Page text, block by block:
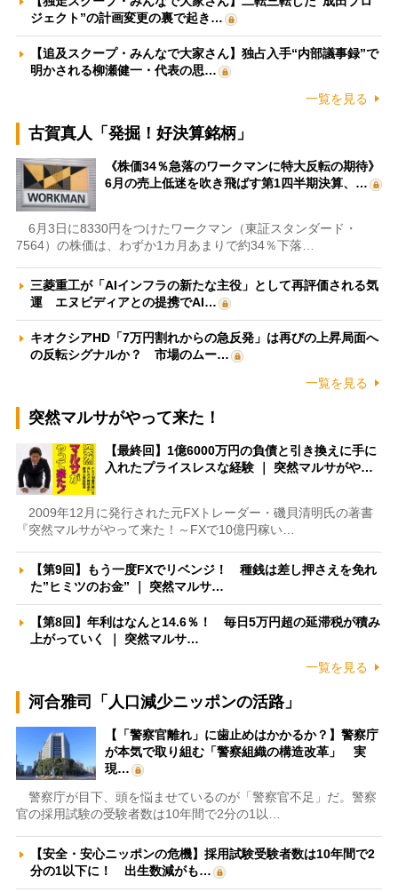
ジェクト”の計画変更の裏で起き…
【追及スクープ・みんなで大家さん】独占入手“内部議事録”で
明かされる柳瀬健一・代表の思…
一覧を見る
古賀真人「発掘！好決算銘柄」
《株価34％急落のワークマンに特大反転の期待》
6月の売上低迷を吹き飛ばす第1四半期決算、…
6月3日に8330円をつけたワークマン（東証スタンダード・
7564）の株価は、わずか1カ月あまりで約34％下落…
三菱重工が「AIインフラの新たな主役」として再評価される気
運 エヌビディアとの提携でAI…
キオクシアHD「7万円割れからの急反発」は再びの上昇局面へ
の反転シグナルか？ 市場のムー…
一覧を見る
突然マルサがやって来た！
【最終回】1億6000万円の負債と引き換えに手に
入れたプライスレスな経験 ｜ 突然マルサがや…
2009年12月に発行された元FXトレーダー・磯貝清明氏の著書
『突然マルサがやって来た！～FXで10億円稼い…
【第9回】もう一度FXでリベンジ！ 種銭は差し押さえを免れ
た”ヒミツのお金” ｜ 突然マルサ…
【第8回】年利はなんと14.6％！ 毎日5万円超の延滞税が積み
上がっていく ｜ 突然マルサ…
一覧を見る
河合雅司「人口減少ニッポンの活路」
【「警察官離れ」に歯止めはかかるか？】警察庁
が本気で取り組む「警察組織の構造改革」 実
現…
警察庁が目下、頭を悩ませているのが「警察官不足」だ。警察
官の採用試験の受験者数は10年間で2分の1以…
【安全・安心ニッポンの危機】採用試験受験者数は10年間で2
分の1以下に！ 出生数減がも…